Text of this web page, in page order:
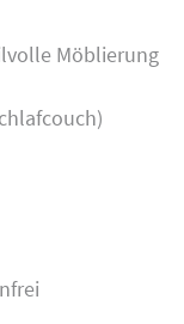
Möblierung